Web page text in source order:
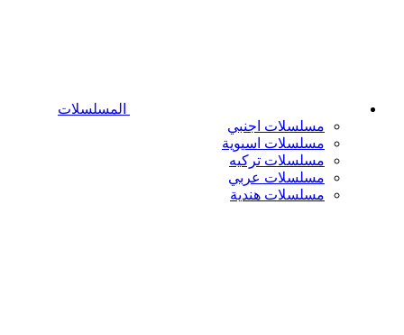
المسلسلات
مسلسلات اجنبي
مسلسلات اسيوية
مسلسلات تركيه
مسلسلات عربي
مسلسلات هندية